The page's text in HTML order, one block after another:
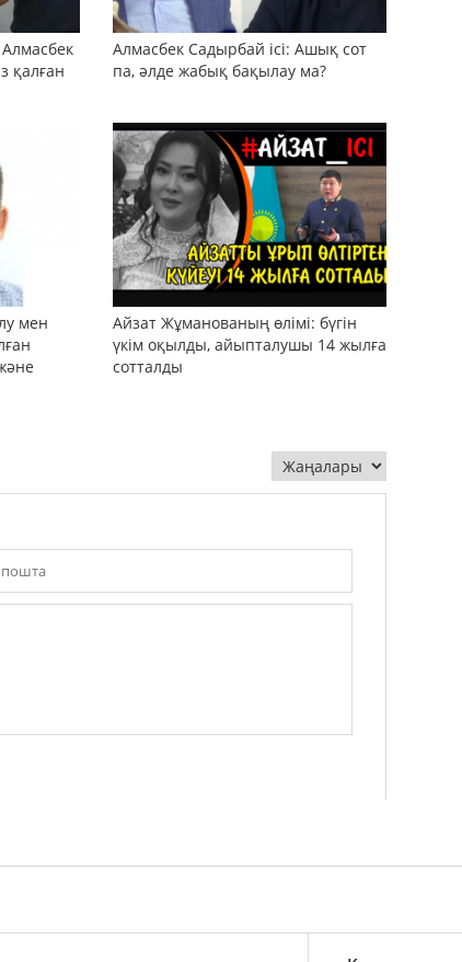
қалған
Алмасбек Садырбай ісі: Ашық сот
па, әлде жабық бақылау ма?
мен
Айзат Жұманованың өлімі: бүгін
үкім оқылды, айыпталушы 14 жылға
сотталды